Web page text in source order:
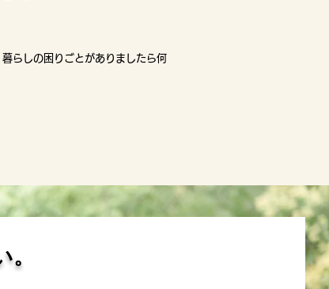
らしの困りごとがありましたら何